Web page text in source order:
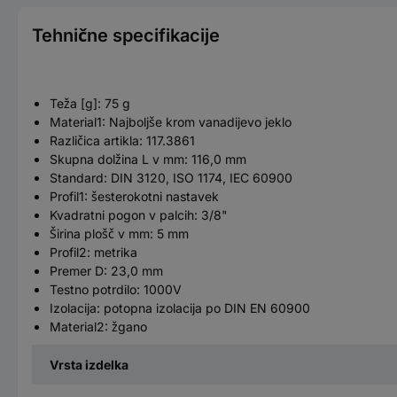
Tehnične specifikacije
Teža [g]: 75 g
Material1: Najboljše krom vanadijevo jeklo
Različica artikla: 117.3861
Skupna dolžina L v mm: 116,0 mm
Standard: DIN 3120, ISO 1174, IEC 60900
Profil1: šesterokotni nastavek
Kvadratni pogon v palcih: 3/8"
Širina plošč v mm: 5 mm
Profil2: metrika
Premer D: 23,0 mm
Testno potrdilo: 1000V
Izolacija: potopna izolacija po DIN EN 60900
Material2: žgano
Vrsta izdelka